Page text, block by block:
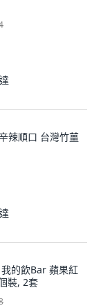
辣順口 台灣竹薑
的飲Bar 蘋果紅
裝, 2套